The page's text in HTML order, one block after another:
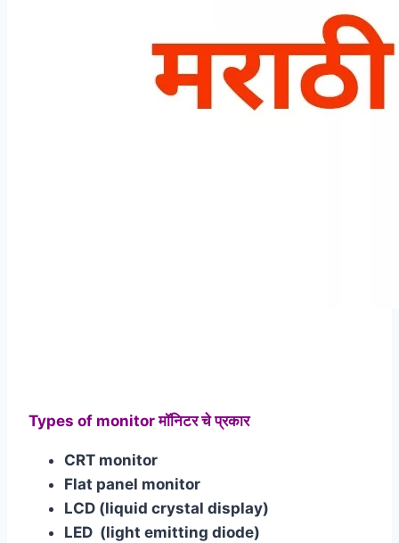
Types of monitor मॉनिटर चे प्रकार
CRT monitor
Flat panel monitor
LCD (liquid crystal display)
LED (light emitting diode)